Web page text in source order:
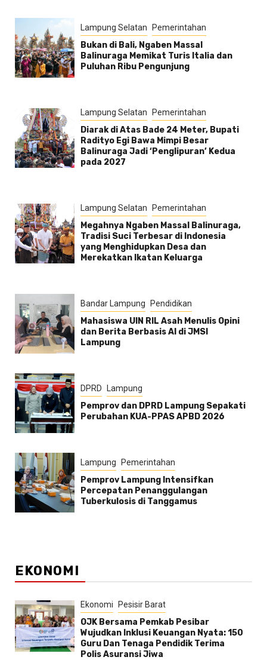
Lampung Selatan Pemerintahan
Bukan di Bali, Ngaben Massal
Balinuraga Memikat Turis Italia dan
Puluhan Ribu Pengunjung
Lampung Selatan Pemerintahan
Diarak di Atas Bade 24 Meter, Bupati
Radityo Egi Bawa Mimpi Besar
Balinuraga Jadi ‘Penglipuran’ Kedua
pada 2027
Lampung Selatan Pemerintahan
Megahnya Ngaben Massal Balinuraga,
Tradisi Suci Terbesar di Indonesia
yang Menghidupkan Desa dan
Merekatkan Ikatan Keluarga
Bandar Lampung Pendidikan
Mahasiswa UIN RIL Asah Menulis Opini
dan Berita Berbasis AI di JMSI
Lampung
DPRD Lampung
Pemprov dan DPRD Lampung Sepakati
Perubahan KUA-PPAS APBD 2026
Lampung Pemerintahan
Pemprov Lampung Intensifkan
Percepatan Penanggulangan
Tuberkulosis di Tanggamus
EKONOMI
Ekonomi Pesisir Barat
OJK Bersama Pemkab Pesibar
Wujudkan Inklusi Keuangan Nyata: 150
Guru Dan Tenaga Pendidik Terima
Polis Asuransi Jiwa